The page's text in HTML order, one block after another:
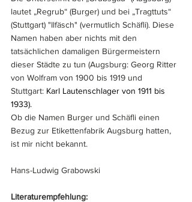
lautet „Regrub“ (Burger) und bei „Tragttuts“
(Stuttgart) "Ilfäsch" (vermutlich Schäfli). Diese
Namen haben aber nichts mit den
tatsächlichen damaligen Bürgermeistern
dieser Städte zu tun (Augsburg: Georg Ritter
von Wolfram von 1900 bis 1919 und
Stuttgart: Karl Lautenschlager von 1911 bis
1933).
Ob die Namen Burger und Schäfli einen
Bezug zur Etikettenfabrik Augsburg hatten,
ist mir nicht bekannt.
Hans-Ludwig Grabowski
Literaturempfehlung: